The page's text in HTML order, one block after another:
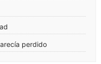
perdido